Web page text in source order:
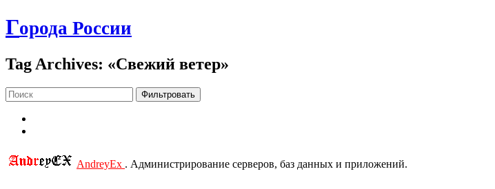
Города России
Tag Archives: «Свежий ветер»
Фильтровать
AndreyEx . Администрирование серверов, баз данных и приложений.